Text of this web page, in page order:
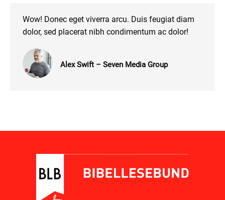
Wow! Donec eget viverra arcu. Duis feugiat diam
dolor, sed placerat nibh condimentum ac dolor!
Alex Swift – Seven Media Group